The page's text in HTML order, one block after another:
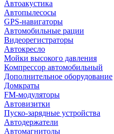
Автоакустика
Автопылесосы
GPS-навигаторы
Автомобильные рации
Видеорегистраторы
Автокресло
Мойки высокого давления
Компрессор автомобильный
Дополнительное оборудование
Домкраты
FM-модуляторы
Автовизитки
Пуско-зарядные устройства
Автодержатели
Автомагнитолы